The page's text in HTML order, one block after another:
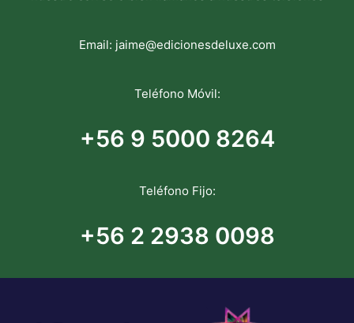
Email: jaime@edicionesdeluxe.com
Teléfono Móvil:
+56 9 5000 8264
Teléfono Fijo:
+56 2 2938 0098